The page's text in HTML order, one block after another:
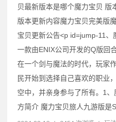
贝最新版本是哪个魔力宝贝 版
版本更新内容魔力宝贝完美版
宝贝更新公告˂p id=jump-11
一款由ENIX公司开发的Q版回
在一个剑与魔法的时代，玩家
民开始到选择自己喜欢的职业
空中，并亲身参与了所有。1
方简介 魔力宝贝旅人九游版是